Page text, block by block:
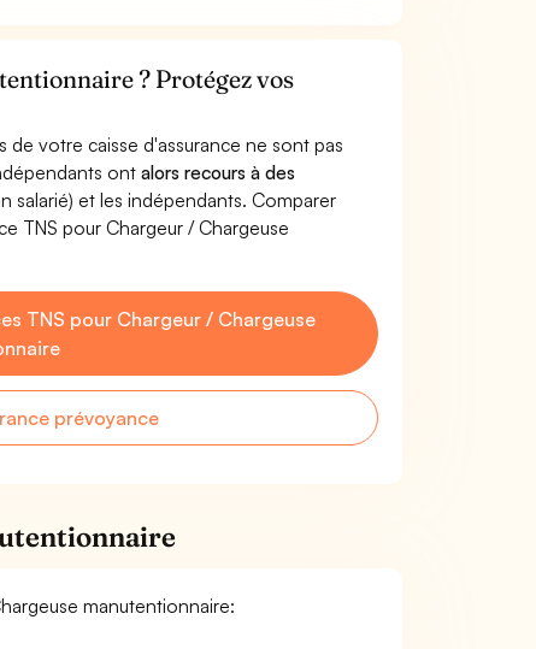
? Protégez vos
votre caisse d'assurance ne sont pas
ontalors recours à des
salarié) et les indépendants. Comparer
TNS pour Chargeur / Chargeuse
TNS pour Chargeur / Chargeuse
prévoyance
manutentionnaire: